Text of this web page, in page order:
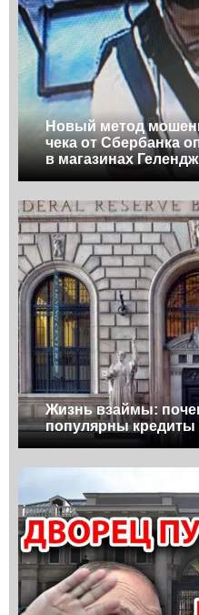
Новый метод
чека от Сбербанка
в магазинах
Жизнь взаймы:
популярны кредиты